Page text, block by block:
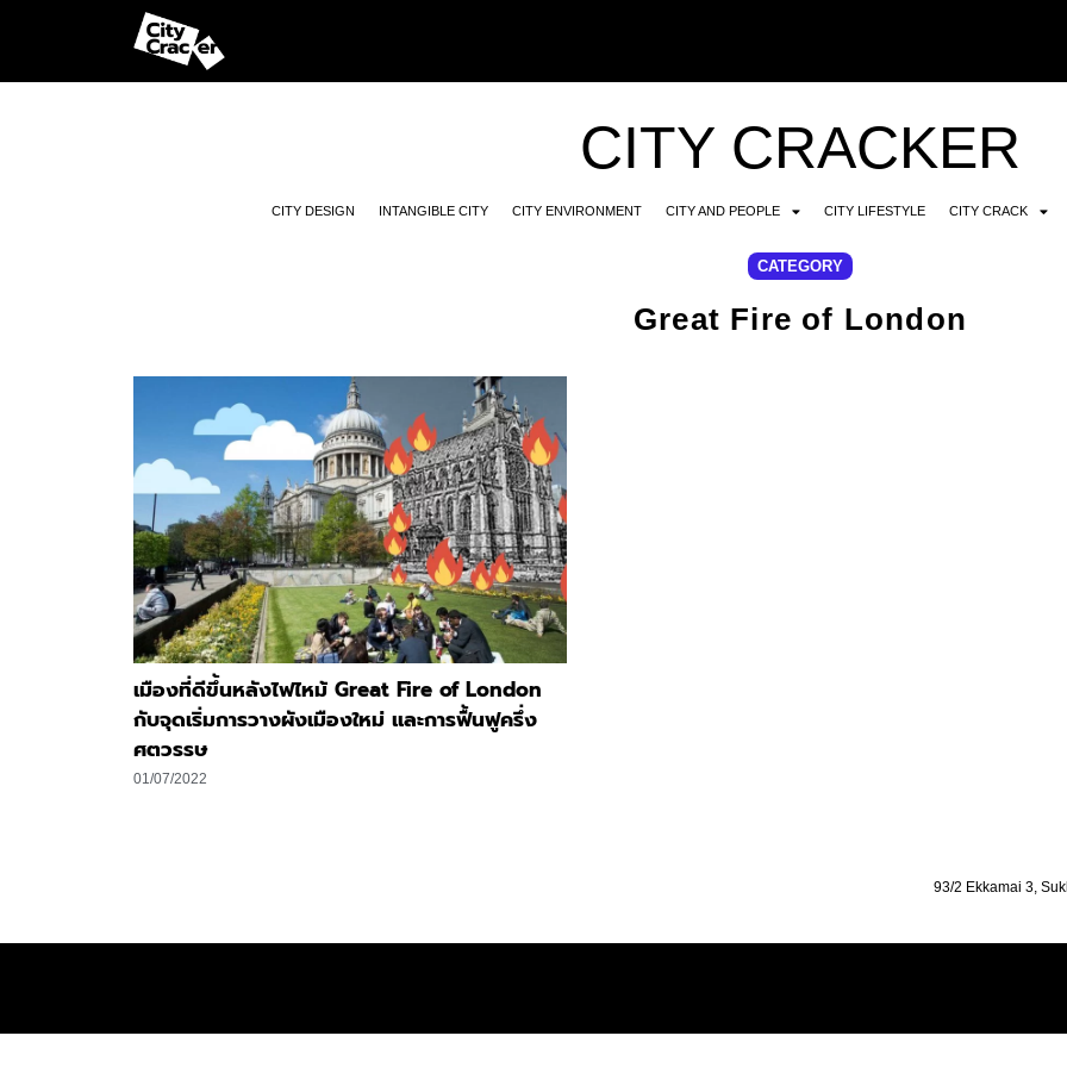
CITY CRACKER
CITY DESIGN INTANGIBLE CITY CITY ENVIRONMENT CITY AND PEOPLE CITY LIFESTYLE CITY CRACK
CATEGORY
Great Fire of London
เมืองที่ดีขึ้นหลังไฟไหม้ Great Fire of London
กับจุดเริ่มการวางผังเมืองใหม่ และการฟื้นฟูครึ่ง
ศตวรรษ
01/07/2022
93/2 Ekkamai 3,